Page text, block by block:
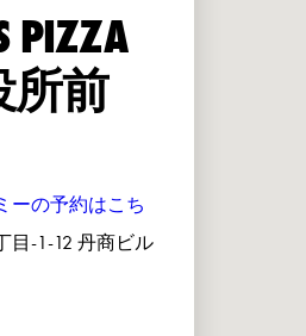
PIZZA
所前
ーの予約はこち
目-1-12 丹商ビル